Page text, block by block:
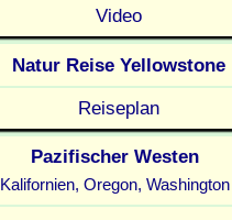
Video
Natur Reise Yellowstone
Reiseplan
Pazifischer Westen
Kalifornien, Oregon, Washington